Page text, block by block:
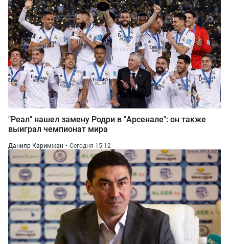
"Реал" нашел замену Родри в "Арсенале": он также
выиграл чемпионат мира
Данияр Каримжан Сегодня 15:12